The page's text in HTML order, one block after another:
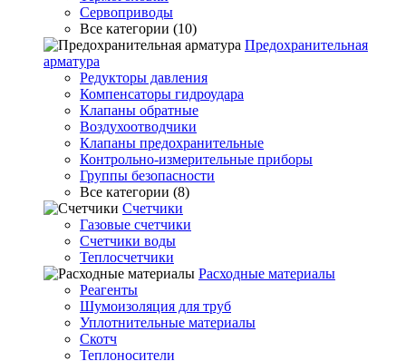
Сервоприводы
Все категории (10)
Предохранительная
арматура
Редукторы давления
Компенсаторы гидроудара
Клапаны обратные
Воздухоотводчики
Клапаны предохранительные
Контрольно-измерительные приборы
Группы безопасности
Все категории (8)
Счетчики
Газовые счетчики
Счетчики воды
Теплосчетчики
Расходные материалы
Реагенты
Шумоизоляция для труб
Уплотнительные материалы
Скотч
Теплоносители